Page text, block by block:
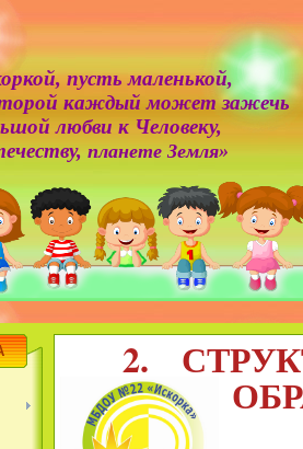
пусть маленькой,
каждый может зажечь
любви к Человеку,
планете Земля»
2.